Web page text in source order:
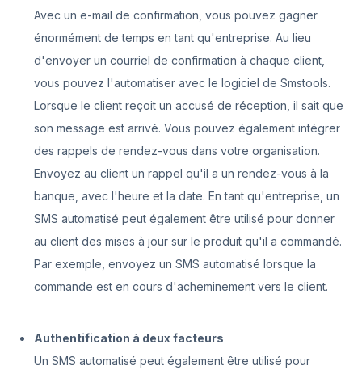
Avec un e-mail de confirmation, vous pouvez gagner
énormément de temps en tant qu'entreprise. Au lieu
d'envoyer un courriel de confirmation à chaque client,
vous pouvez l'automatiser avec le logiciel de Smstools.
Lorsque le client reçoit un accusé de réception, il sait que
son message est arrivé. Vous pouvez également intégrer
des rappels de rendez-vous dans votre organisation.
Envoyez au client un rappel qu'il a un rendez-vous à la
banque, avec l'heure et la date. En tant qu'entreprise, un
SMS automatisé peut également être utilisé pour donner
au client des mises à jour sur le produit qu'il a commandé.
Par exemple, envoyez un SMS automatisé lorsque la
commande est en cours d'acheminement vers le client.
Authentification à deux facteurs
Un SMS automatisé peut également être utilisé pour